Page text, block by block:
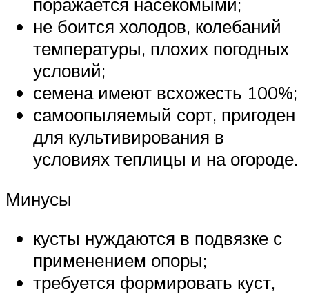
не боится холодов, колебаний
температуры, плохих погодных
условий;
семена имеют всхожесть 100%;
самоопыляемый сорт, пригоден
для культивирования в
условиях теплицы и на огороде.
Минусы
кусты нуждаются в подвязке с
применением опоры;
требуется формировать куст,